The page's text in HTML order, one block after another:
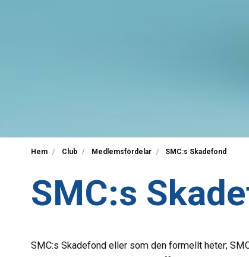
Hem Club Medlemsfördelar SMC:s Skadefond
SMC:s
SMC:s Skadefond eller som den formellt heter;